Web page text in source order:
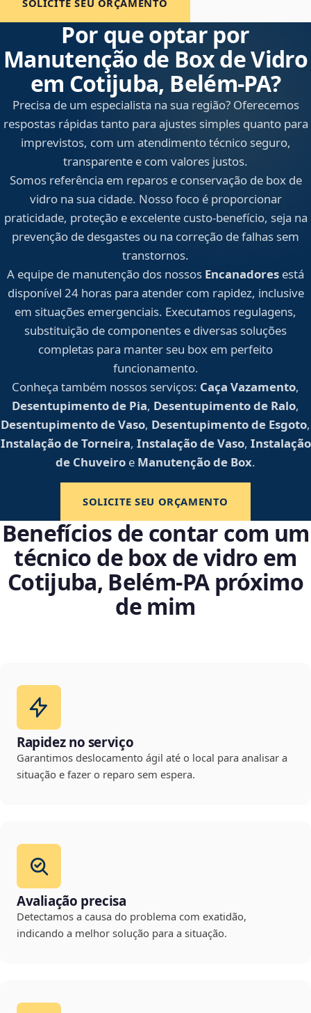
SOLICITE SEU ORÇAMENTO
Por que optar por
Manutenção de Box de Vidro
em Cotijuba, Belém‑PA?
Precisa de um especialista na sua região? Oferecemos
respostas rápidas tanto para ajustes simples quanto para
imprevistos, com um atendimento técnico seguro,
transparente e com valores justos.
Somos referência em reparos e conservação de box de
vidro na sua cidade. Nosso foco é proporcionar
praticidade, proteção e excelente custo-benefício, seja na
prevenção de desgastes ou na correção de falhas sem
transtornos.
A equipe de manutenção dos nossos Encanadores está
disponível 24 horas para atender com rapidez, inclusive
em situações emergenciais. Executamos regulagens,
substituição de componentes e diversas soluções
completas para manter seu box em perfeito
funcionamento.
Conheça também nossos serviços: Caça Vazamento,
Desentupimento de Pia, Desentupimento de Ralo,
Desentupimento de Vaso, Desentupimento de Esgoto,
Instalação de Torneira, Instalação de Vaso, Instalação
de Chuveiro e Manutenção de Box.
SOLICITE SEU ORÇAMENTO
Benefícios de contar com um
técnico de box de vidro em
Cotijuba, Belém‑PA próximo
de mim
Rapidez no serviço
Garantimos deslocamento ágil até o local para analisar a
situação e fazer o reparo sem espera.
Avaliação precisa
Detectamos a causa do problema com exatidão,
indicando a melhor solução para a situação.